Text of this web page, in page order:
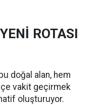
ROTASI
doğal alan, hem
vakit geçirmek
oluşturuyor.